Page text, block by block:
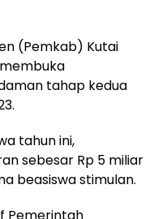
(Pemkab) Kutai
tahap kedua
tahun ini,
sebesar Rp 5 miliar
beasiswa stimulan.
Pemerintah